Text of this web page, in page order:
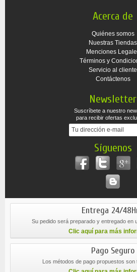
Acerca de
Quiénes somos
Nuestras Tiendas
Menciones
Términos y
Servicio al cliente
Contáctenos
Newsletter
Suscríbete a nuestro
para recibir ofertas
Síguenos
Entrega 24/
Su pedido será preparado y entregado en
Clic aquí para más
Pago Seguro
Los métodos de pago propuestos son